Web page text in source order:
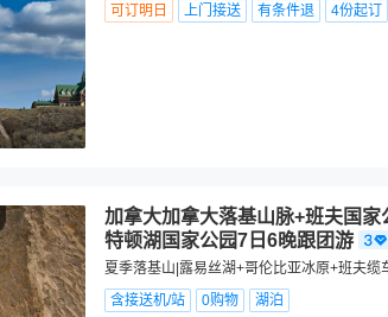
可订明日 上门接送 有条件退 4份起订
加拿大加拿大落基山脉+班夫国
特顿湖国家公园7日6晚跟团游
夏季落基山|露易丝湖+哥伦比亚冰原+班夫缆
含接送机/站
0购物
湖泊